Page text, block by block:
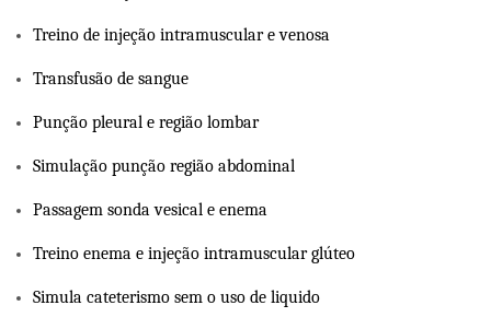
Treino de injeção intramuscular e venosa
Transfusão de sangue
Punção pleural e região lombar
Simulação punção região abdominal
Passagem sonda vesical e enema
Treino enema e injeção intramuscular glúteo
Simula cateterismo sem o uso de liquido